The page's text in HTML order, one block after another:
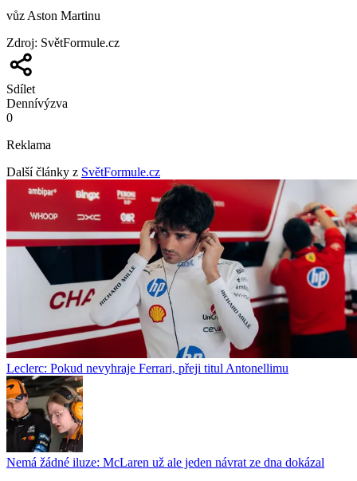
vůz Aston Martinu
Zdroj: SvětFormule.cz
Sdílet
Dennívýzva
0
Reklama
Další články z SvětFormule.cz
Leclerc: Pokud nevyhraje Ferrari, přeji titul Antonellimu
Nemá žádné iluze: McLaren už ale jeden návrat ze dna dokázal